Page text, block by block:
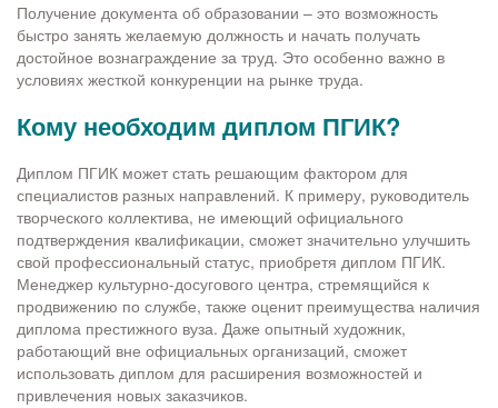
Получение документа об образовании – это возможность
быстро занять желаемую должность и начать получать
достойное вознаграждение за труд. Это особенно важно в
условиях жесткой конкуренции на рынке труда.
Кому необходим диплом ПГИК?
Диплом ПГИК может стать решающим фактором для
специалистов разных направлений. К примеру, руководитель
творческого коллектива, не имеющий официального
подтверждения квалификации, сможет значительно улучшить
свой профессиональный статус, приобретя диплом ПГИК.
Менеджер культурно-досугового центра, стремящийся к
продвижению по службе, также оценит преимущества наличия
диплома престижного вуза. Даже опытный художник,
работающий вне официальных организаций, сможет
использовать диплом для расширения возможностей и
привлечения новых заказчиков.